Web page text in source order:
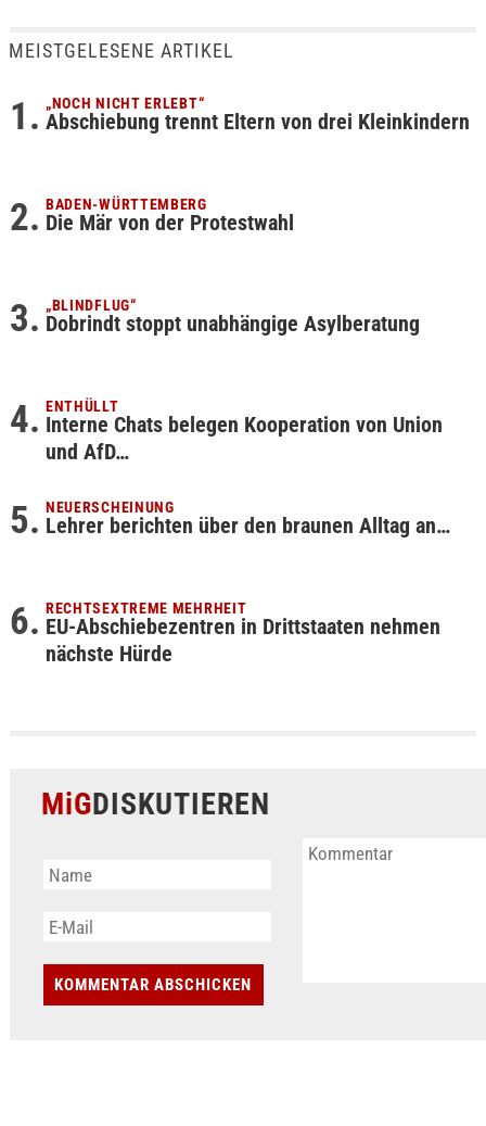
MEISTGELESENE ARTIKEL
„NOCH NICHT ERLEBT“
Abschiebung trennt Eltern von drei Kleinkindern
BADEN-WÜRTTEMBERG
Die Mär von der Protestwahl
„BLINDFLUG“
Dobrindt stoppt unabhängige Asylberatung
ENTHÜLLT
Interne Chats belegen Kooperation von Union
und AfD…
NEUERSCHEINUNG
Lehrer berichten über den braunen Alltag an…
RECHTSEXTREME MEHRHEIT
EU-Abschiebezentren in Drittstaaten nehmen
nächste Hürde
MiGDISKUTIEREN